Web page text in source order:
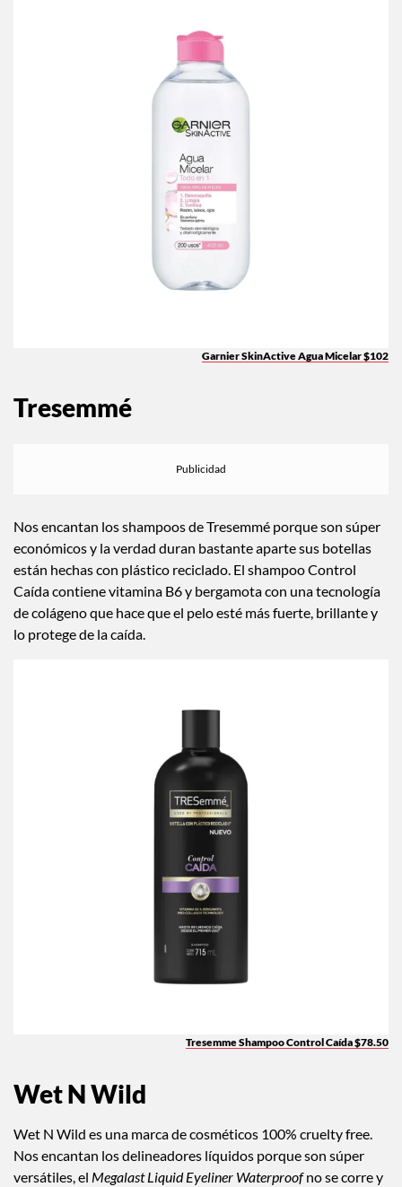
Garnier SkinActive Agua Micelar $102
Tresemmé
Nos encantan los shampoos de Tresemmé porque son súper
económicos y la verdad duran bastante aparte sus botellas
están hechas con plástico reciclado. El shampoo Control
Caída contiene vitamina B6 y bergamota con una tecnología
de colágeno que hace que el pelo esté más fuerte, brillante y
lo protege de la caída.
Tresemme Shampoo Control Caída $78.50
Wet N Wild
Wet N Wild es una marca de cosméticos 100% cruelty free.
Nos encantan los delineadores líquidos porque son súper
versátiles, el Megalast Liquid Eyeliner Waterproofno se corre y